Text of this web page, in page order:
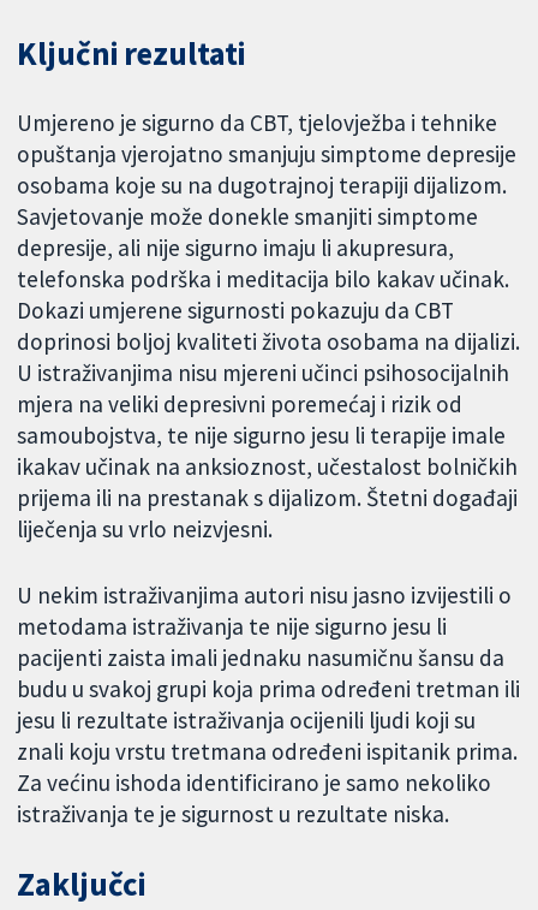
Ključni rezultati
Umjereno je sigurno da CBT, tjelovježba i tehnike
opuštanja vjerojatno smanjuju simptome depresije
osobama koje su na dugotrajnoj terapiji dijalizom.
Savjetovanje može donekle smanjiti simptome
depresije, ali nije sigurno imaju li akupresura,
telefonska podrška i meditacija bilo kakav učinak.
Dokazi umjerene sigurnosti pokazuju da CBT
doprinosi boljoj kvaliteti života osobama na dijalizi.
U istraživanjima nisu mjereni učinci psihosocijalnih
mjera na veliki depresivni poremećaj i rizik od
samoubojstva, te nije sigurno jesu li terapije imale
ikakav učinak na anksioznost, učestalost bolničkih
prijema ili na prestanak s dijalizom. Štetni događaji
liječenja su vrlo neizvjesni.
U nekim istraživanjima autori nisu jasno izvijestili o
metodama istraživanja te nije sigurno jesu li
pacijenti zaista imali jednaku nasumičnu šansu da
budu u svakoj grupi koja prima određeni tretman ili
jesu li rezultate istraživanja ocijenili ljudi koji su
znali koju vrstu tretmana određeni ispitanik prima.
Za većinu ishoda identificirano je samo nekoliko
istraživanja te je sigurnost u rezultate niska.
Zaključci